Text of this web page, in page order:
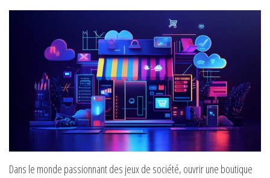
Dans le monde passionnant des jeux de société, ouvrir une boutique